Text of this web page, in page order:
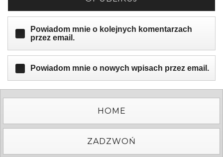
Powiadom mnie o kolejnych komentarzach
przez email.
Powiadom mnie o nowych wpisach przez email.
HOME
ZADZWOŃ